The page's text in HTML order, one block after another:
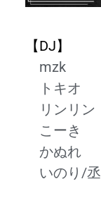
【DJ】
mzk
トキオ
リンリン
こーき
かぬれ
いのり/丞